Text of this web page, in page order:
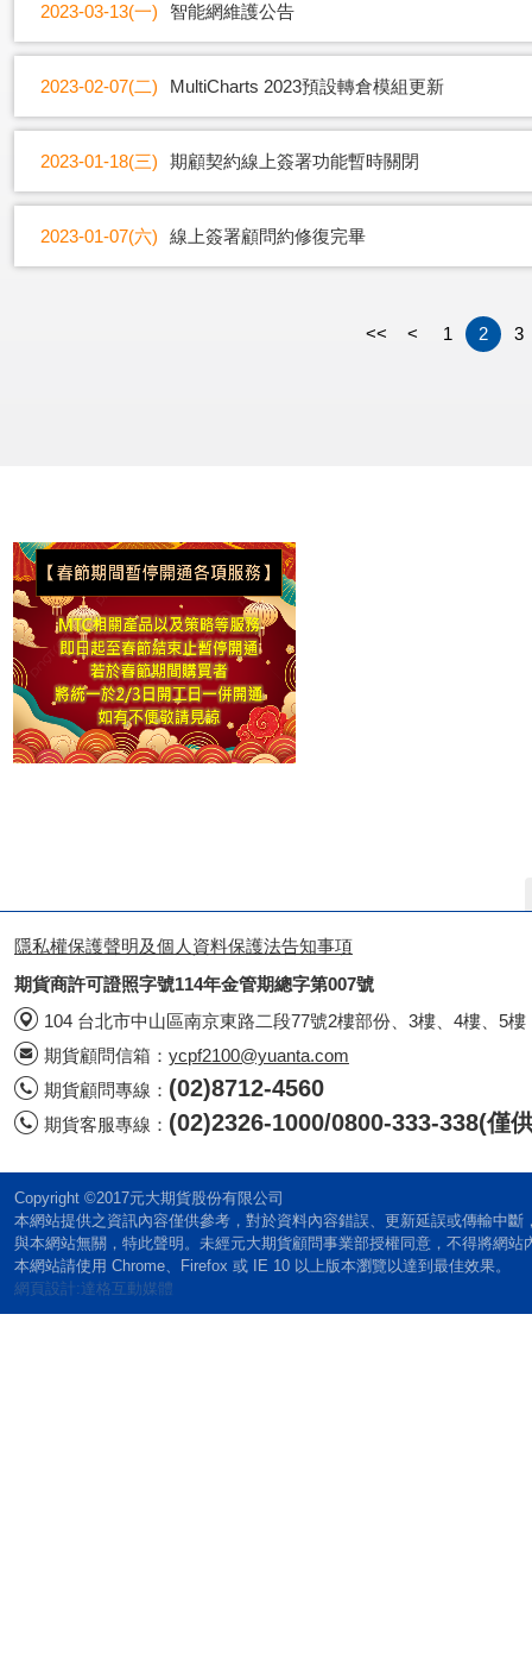
2023-03-13(一) 智能網維護公告
2023-02-07(二) MultiCharts 2023預設轉倉模組更新
2023-01-18(三) 期顧契約線上簽署功能暫時關閉
2023-01-07(六) 線上簽署顧問約修復完畢
<< < 1 2 3
隱私權保護聲明及個人資料保護法告知事項
期貨商許可證照字號114年金管期總字第007號
104 台北市中山區南京東路二段77號2樓部份、3樓、4樓、5樓
期貨顧問信箱： ycpf2100@yuanta.com
期貨顧問專線： (02)8712-4560
期貨客服專線： (02)2326-1000/0800-333-338(僅
Copyright ©2017元大期貨股份有限公司
本網站提供之資訊內容僅供參考，對於資料內容錯誤、更新延誤或傳輸中
與本網站無關，特此聲明。未經元大期貨顧問事業部授權同意，不得將網站
本網站請使用 Chrome、Firefox 或 IE 10 以上版本瀏覽以達到最佳效果。
網頁設計:達格互動媒體